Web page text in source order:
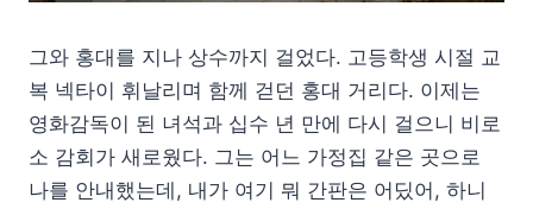
그와 홍대를 지나 상수까지 걸었다. 고등학생 시절 교
복 넥타이 휘날리며 함께 걷던 홍대 거리다. 이제는
영화감독이 된 녀석과 십수 년 만에 다시 걸으니 비로
소 감회가 새로웠다. 그는 어느 가정집 같은 곳으로
나를 안내했는데, 내가 여기 뭐 간판은 어딨어, 하니